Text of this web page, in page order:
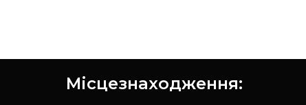
Місцезнаходження: